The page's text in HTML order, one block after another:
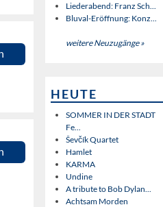
Liederabend: Franz Sch...
Bluval-Eröffnung: Konz...
weitere Neuzugänge »
HEUTE
SOMMER IN DER STADT
Fe...
Ševčík Quartet
Hamlet
KARMA
Undine
A tribute to Bob Dylan...
Achtsam Morden